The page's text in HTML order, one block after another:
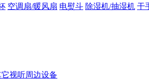
空调扇/暖风扇 电熨斗 除湿机/抽湿机 干
它视听周边设备